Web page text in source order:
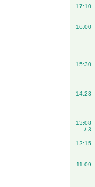
17:10
16:00
15:30
14:23
13:08
/ 3
12:15
11:09